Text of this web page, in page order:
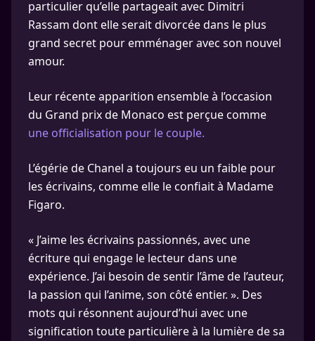
particulier qu’elle partageait avec Dimitri
Rassam dont elle serait divorcée dans le plus
grand secret pour emménager avec son nouvel
amour.
Leur récente apparition ensemble à l’occasion
du Grand prix de Monaco est perçue comme
une officialisation pour le couple.
L’égérie de Chanel a toujours eu un faible pour
les écrivains, comme elle le confiait à Madame
Figaro.
« J’aime les écrivains passionnés, avec une
écriture qui engage le lecteur dans une
expérience. J’ai besoin de sentir l’âme de l’auteur,
la passion qui l’anime, son côté entier. ». Des
mots qui résonnent aujourd’hui avec une
signification toute particulière à la lumière de sa